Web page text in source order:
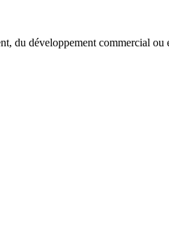
du développement commercial ou